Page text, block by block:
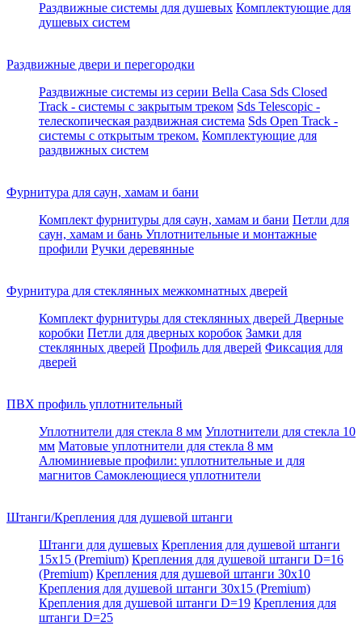
Раздвижные системы для душевых Комплектующие для
душевых систем
Раздвижные двери и перегородки
Раздвижные системы из серии Bella Casa Sds Closed
Track - системы с закрытым треком Sds Telescopic -
телескопическая раздвижная система Sds Open Track -
системы с открытым треком. Комплектующие для
раздвижных систем
Фурнитура для саун, хамам и бани
Комплект фурнитуры для саун, хамам и бани Петли для
саун, хамам и бань Уплотнительные и монтажные
профили Ручки деревянные
Фурнитура для стеклянных межкомнатных дверей
Комплект фурнитуры для стеклянных дверей Дверные
коробки Петли для дверных коробок Замки для
стеклянных дверей Профиль для дверей Фиксация для
дверей
ПВХ профиль уплотнительный
Уплотнители для стекла 8 мм Уплотнители для стекла 10
мм Матовые уплотнители для стекла 8 мм
Алюминиевые профили: уплотнительные и для
магнитов Самоклеющиеся уплотнители
Штанги/Крепления для душевой штанги
Штанги для душевых Крепления для душевой штанги
15х15 (Premium) Крепления для душевой штанги D=16
(Premium) Крепления для душевой штанги 30x10
Крепления для душевой штанги 30x15 (Premium)
Крепления для душевой штанги D=19 Крепления для
штанги D=25